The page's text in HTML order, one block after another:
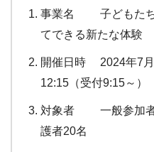
事業名 子どもたち
てできる新たな体験
開催日時 2024年7月
12:15（受付9:15～）
対象者 一般参加者
護者20名